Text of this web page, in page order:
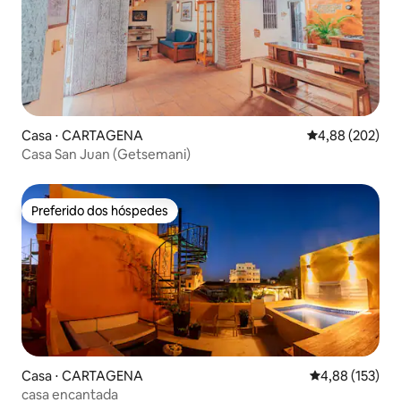
Casa ⋅ CARTAGENA 4,88 de uma
4,88 (202)
Casa San Juan (Getsemani)
Preferido dos hóspedes
Preferido dos hóspedes
Casa ⋅ CARTAGENA 4,88 de uma
4,88 (153)
casa encantada